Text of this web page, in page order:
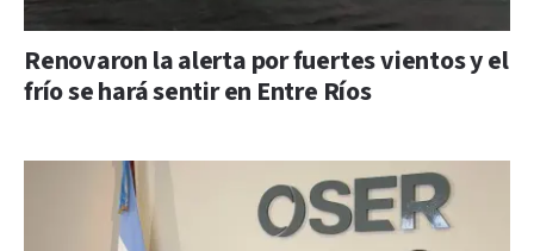
Renovaron la alerta por fuertes vientos y el
frío se hará sentir en Entre Ríos